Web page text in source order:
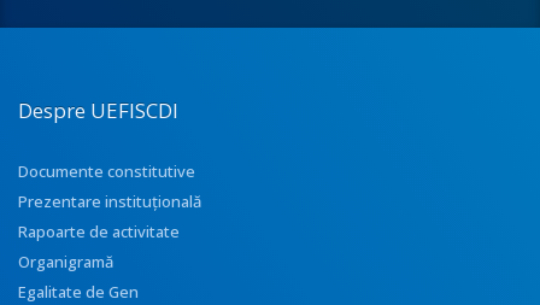
Despre UEFISCDI
Documente constitutive
Prezentare instituţională
Rapoarte de activitate
Organigramă
Egalitate de Gen